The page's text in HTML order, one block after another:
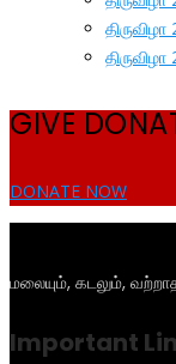
திருவிழா
திருவிழா
GIVE
DONATE NOW
மலையும், கடலும்,
Important